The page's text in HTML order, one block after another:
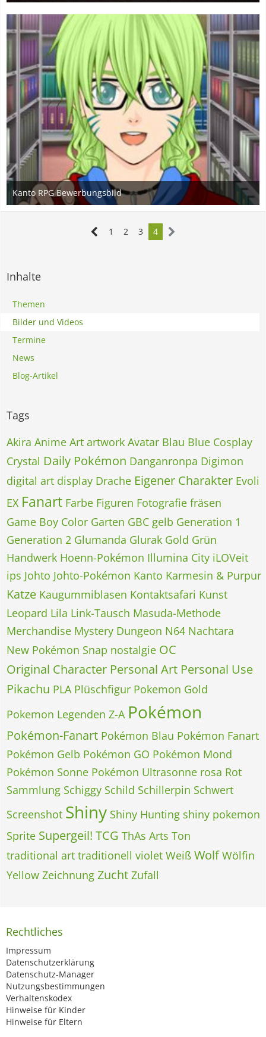
9
Kanto RPG Bewerbungsbild
28. Juni 2015
1 2 3 4
Inhalte
Themen
Bilder und Videos
Termine
News
Blog-Artikel
Tags
Akira Anime Art artwork Avatar Blau Blue Cosplay
Crystal Daily Pokémon Danganronpa Digimon
digital art display Drache Eigener Charakter Evoli
EX Fanart Farbe Figuren Fotografie fräsen
Game Boy Color Garten GBC gelb Generation 1
Generation 2 Glumanda Glurak Gold Grün
Handwerk Hoenn-Pokémon Illumina City iLOVeit
ips Johto Johto-Pokémon Kanto Karmesin & Purpur
Katze Kaugummiblasen Kontaktsafari Kunst
Leopard Lila Link-Tausch Masuda-Methode
Merchandise Mystery Dungeon N64 Nachtara
New Pokémon Snap nostalgie OC
Original Character Personal Art Personal Use
Pikachu PLA Plüschfigur Pokemon Gold
Pokemon Legenden Z-A Pokémon
Pokémon-Fanart Pokémon Blau Pokémon Fanart
Pokémon Gelb Pokémon GO Pokémon Mond
Pokémon Sonne Pokémon Ultrasonne rosa Rot
Sammlung Schiggy Schild Schillerpin Schwert
Screenshot Shiny Shiny Hunting shiny pokemon
Sprite Supergeil! TCG ThAs Arts Ton
traditional art traditionell violet Weiß Wolf Wölfin
Yellow Zeichnung Zucht Zufall
Rechtliches
Impressum
Datenschutzerklärung
Datenschutz-Manager
Nutzungsbestimmungen
Verhaltenskodex
Hinweise für Kinder
Hinweise für Eltern